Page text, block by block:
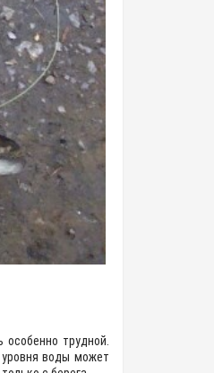
трудной.
воды может